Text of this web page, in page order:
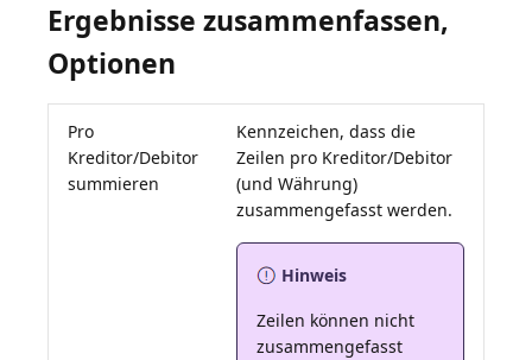
Ergebnisse zusammenfassen,
Optionen
Pro
Kreditor/Debitor
summieren
Kennzeichen, dass die
Zeilen pro Kreditor/Debitor
(und Währung)
Hinweis
Zeilen können nicht
zusammengefasst